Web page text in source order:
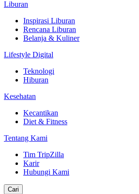
Liburan
Inspirasi Liburan
Rencana Liburan
Belanja & Kuliner
Lifestyle Digital
Teknologi
Hiburan
Kesehatan
Kecantikan
Diet & Fitness
Tentang Kami
Tim TripZilla
Karir
Hubungi Kami
Cari